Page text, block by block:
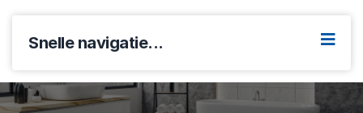
Snelle navigatie...